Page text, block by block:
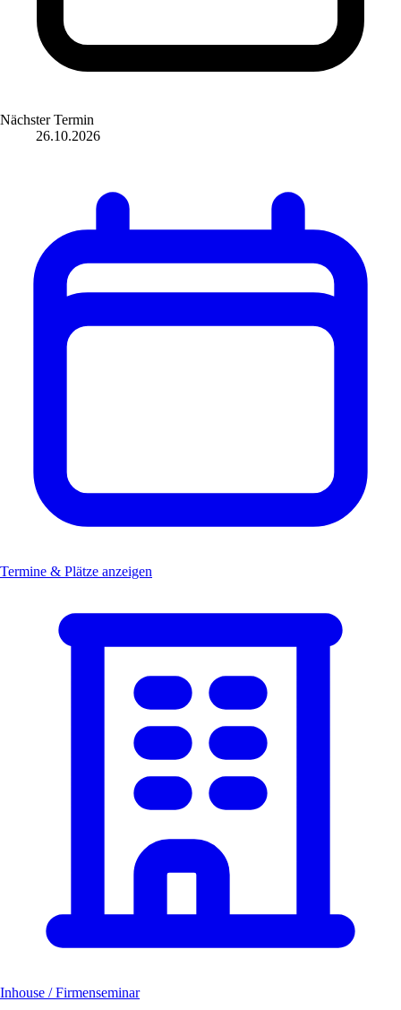
Nächster Termin
26.10.2026
Termine & Plätze anzeigen
Inhouse / Firmenseminar